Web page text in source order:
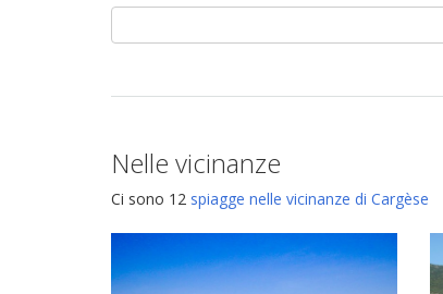
Nelle vicinanze
Ci sono 12 spiagge nelle vicinanze di Cargèse